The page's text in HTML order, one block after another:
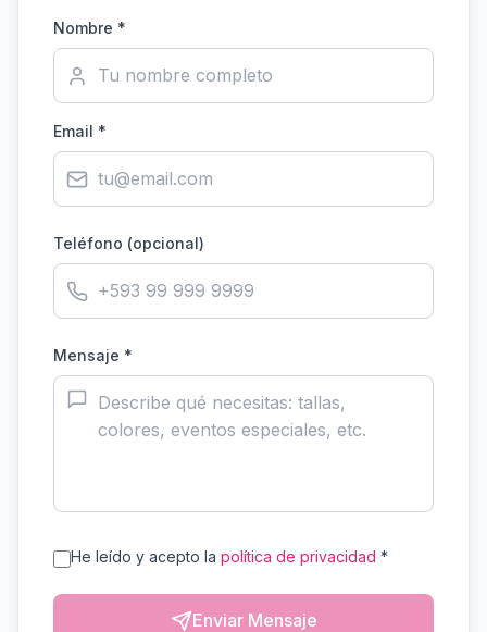
Nombre *
Email *
Teléfono (opcional)
Mensaje *
He leído y acepto la política de privacidad *
Enviar Mensaje